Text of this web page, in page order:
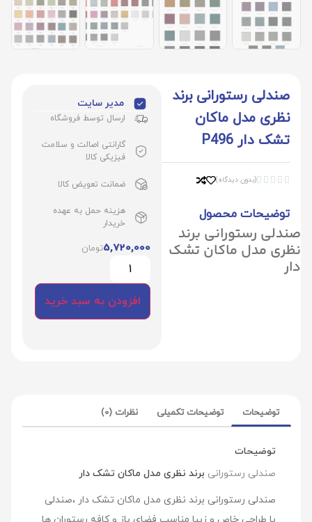
صندلی رستورانی برند
نظری مدل ماکان
تشک دار P496




(بدون دیدگاه)
توضیحات محصول
صندلی رستورانی برند
نظری مدل ماکان تشک
دار
مدیر سایت
ارسال توسط فروشگاه
گارانتی اصالت و سلامت
فیزیکی کالا
ضمانت تعویض کالا
هزینه حمل به عهده
خریدار
5,720,000تومان
افزودن به سبد خرید
توضیحات توضیحات تکمیلی نظرات (0)
توضیحات
صندلی رستورانی برند نظری مدل ماکان تشک دار
صندلی رستورانی برند نظری مدل ماکان تشک دار ،صندلی